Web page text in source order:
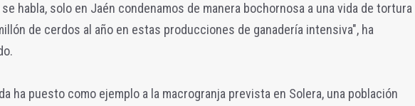
se habla, solo en Jaén condenamos de manera bochornosa a una vida de tortura
de cerdos al año en estas producciones de ganadería intensiva", ha
ha puesto como ejemplo a la macrogranja prevista en Solera, una población